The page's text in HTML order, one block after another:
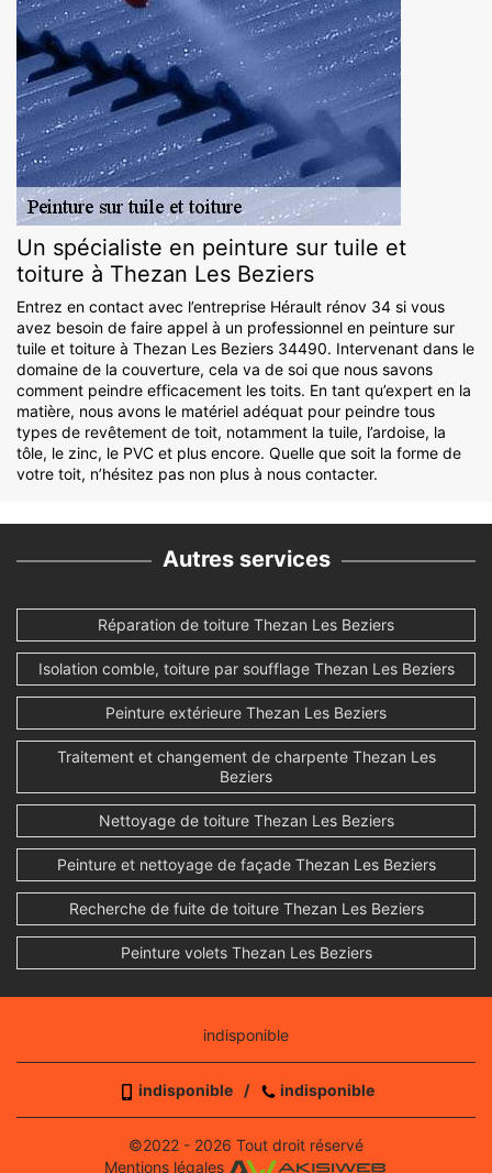
Un spécialiste en peinture sur tuile et
toiture à Thezan Les Beziers
Entrez en contact avec l’entreprise Hérault rénov 34 si vous
avez besoin de faire appel à un professionnel en peinture sur
tuile et toiture à Thezan Les Beziers 34490. Intervenant dans le
domaine de la couverture, cela va de soi que nous savons
comment peindre efficacement les toits. En tant qu’expert en la
matière, nous avons le matériel adéquat pour peindre tous
types de revêtement de toit, notamment la tuile, l’ardoise, la
tôle, le zinc, le PVC et plus encore. Quelle que soit la forme de
votre toit, n’hésitez pas non plus à nous contacter.
Autres services
Réparation de toiture Thezan Les Beziers
Isolation comble, toiture par soufflage Thezan Les Beziers
Peinture extérieure Thezan Les Beziers
Traitement et changement de charpente Thezan Les
Beziers
Nettoyage de toiture Thezan Les Beziers
Peinture et nettoyage de façade Thezan Les Beziers
Recherche de fuite de toiture Thezan Les Beziers
Peinture volets Thezan Les Beziers
indisponible
indisponible / indisponible
©2022 - 2026 Tout droit réservé
Mentions légales